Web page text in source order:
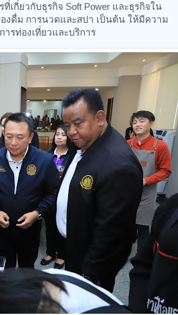
เกี่ยวกับธุรกิจ Soft Power และธุรกิจใน
งดื่ม การนวดและสปา เป็นต้น ให้มีความ
รท่องเที่ยวและบริการ